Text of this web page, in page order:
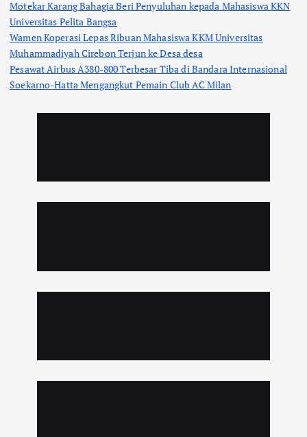
Motekar Karang Bahagia Beri Penyuluhan kepada Mahasiswa KKN
Universitas Pelita Bangsa
Wamen Koperasi Lepas Ribuan Mahasiswa KKM Universitas
Muhammadiyah Cirebon Terjun ke Desa desa
Pesawat Airbus A380-800 Terbesar Tiba di Bandara Internasional
Soekarno-Hatta Mengangkut Pemain Club AC Milan